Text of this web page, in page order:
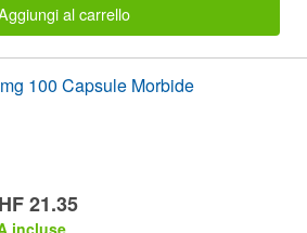
al carrello
100 Capsule Morbide
21.35
incluse